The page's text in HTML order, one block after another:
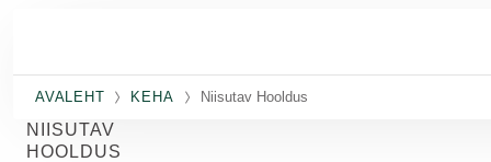
AVALEHT KEHA Niisutav Hooldus
NIISUTAV
HOOLDUS